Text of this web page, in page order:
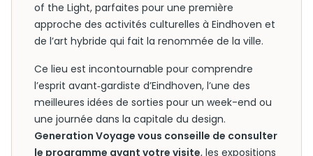
of the Light, parfaites pour une première
approche des activités culturelles à Eindhoven et
de l’art hybride qui fait la renommée de la ville.
Ce lieu est incontournable pour comprendre
l’esprit avant‑gardiste d’Eindhoven, l’une des
meilleures idées de sorties pour un week-end ou
une journée dans la capitale du design.
Generation Voyage vous conseille de consulter
le programme avant votre visite, les expositions